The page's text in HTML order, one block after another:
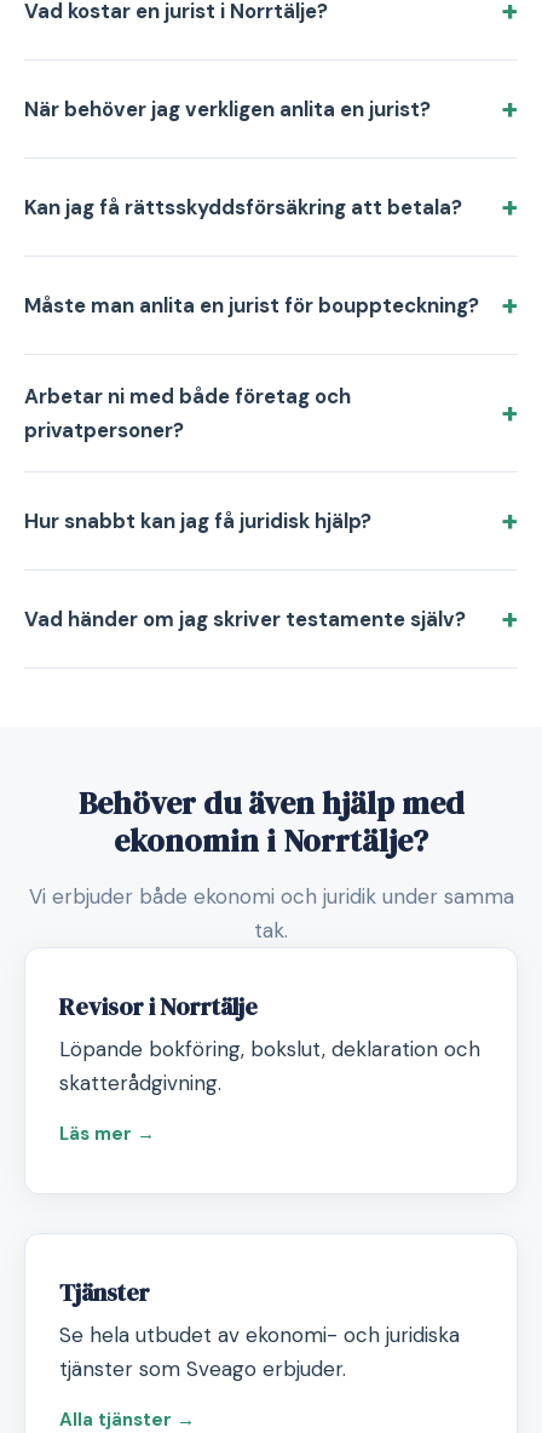
Vad kostar en jurist i Norrtälje?
När behöver jag verkligen anlita en jurist?
Kan jag få rättsskyddsförsäkring att betala?
Måste man anlita en jurist för bouppteckning?
Arbetar ni med både företag och
privatpersoner?
Hur snabbt kan jag få juridisk hjälp?
Vad händer om jag skriver testamente själv?
Behöver du även hjälp med
ekonomin i Norrtälje?
Vi erbjuder både ekonomi och juridik under samma
tak.
Revisor i Norrtälje
Löpande bokföring, bokslut, deklaration och
skatterådgivning.
Läs mer →
Tjänster
Se hela utbudet av ekonomi- och juridiska
tjänster som Sveago erbjuder.
Alla tjänster →